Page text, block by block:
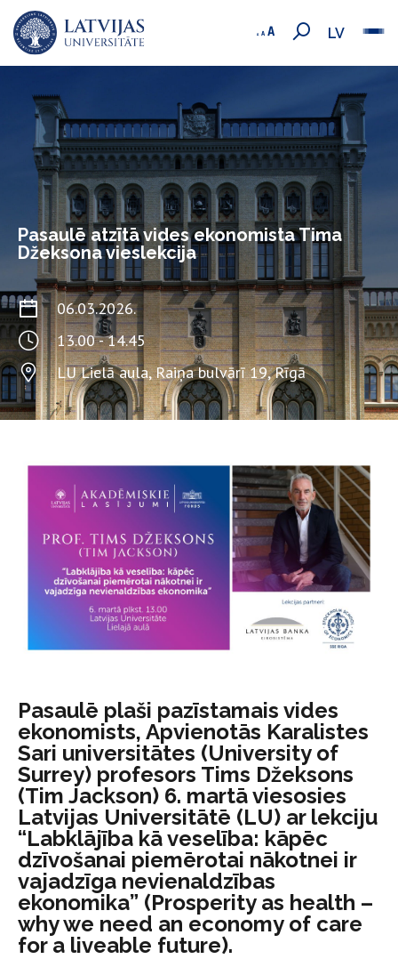
LV
Pasaulē atzītā vides ekonomista Tima
Džeksona vieslekcija
06.03.2026.
13.00 - 14.45
LU Lielā aula, Raiņa bulvārī 19, Rīgā
Pasaulē plaši pazīstamais vides
ekonomists, Apvienotās Karalistes
Sari universitātes (University of
Surrey) profesors Tims Džeksons
(Tim Jackson) 6. martā viesosies
Latvijas Universitātē (LU) ar lekciju
“Labklājība kā veselība: kāpēc
dzīvošanai piemērotai nākotnei ir
vajadzīga nevienaldzības
ekonomika” (Prosperity as health –
why we need an economy of care
for a liveable future).